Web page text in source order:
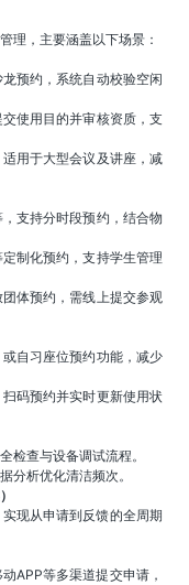
理，主要涵盖以下场景：
预约，系统自动校验空闲
使用目的并审核资质，支
用于大型会议及讲座，减
支持分时段预约，结合物
制化预约，支持学生管理
体预约，需线上提交参观
自习座位预约功能，减少
码预约并实时更新使用状
检查与设备调试流程。
分析优化清洁频次。
现从申请到反馈的全周期
APP等多渠道提交申请，